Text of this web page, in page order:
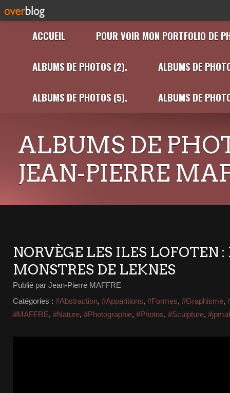
ACCUEIL POUR VOIR MON PORTFOLIO DE
ALBUMS DE PHOTOS (2). ALBUMS DE
ALBUMS DE PHOTOS (5). ALBUMS DE
ALBUMS DE
JEAN-PIERRE
NORVÈGE LES ILES LOFOTEN :
MONSTRES DE LEKNES
Publié par Jean-Pierre MAFFRE
Catégories : #Abstraction, #Apparitions, #Formes, #Graphisme,
#MAFFRE, #Nature, #Photographie, #Photos, #Sculpture,